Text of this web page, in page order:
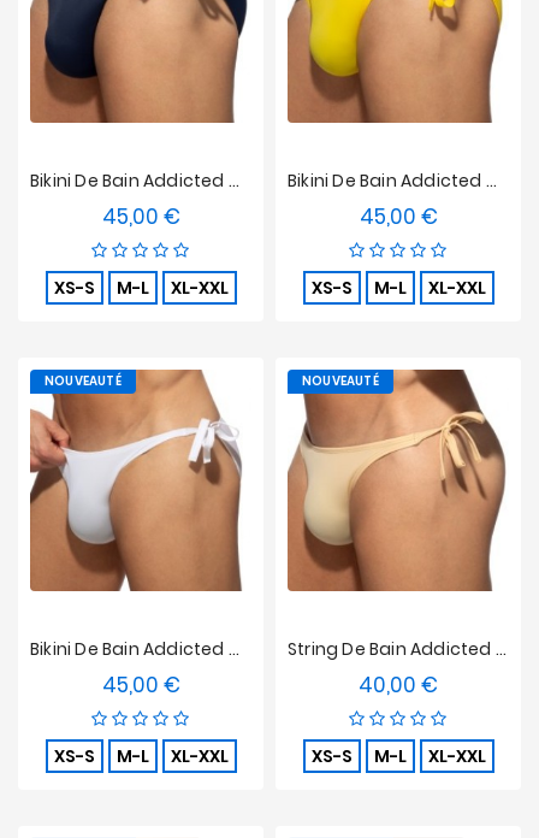
Bikini De Bain Addicted Multi-Cord Brief - Marine
45,00 €Prix
XS-S M-L XL-XXL
Bikini De Bain Addicted Multi-Cord Brief - Jaune
45,00 €Prix
XS-S M-L XL-XXL
Bikini De Bain Addicted Multi-Cord Brief - Blanc
45,00 €Prix
XS-S M-L XL-XXL
NOUVEAUTÉ
String De Bain Addicted Multi Cord - Beige
40,00 €
XS-S M-L XL-XXL
NOUVEAUTÉ